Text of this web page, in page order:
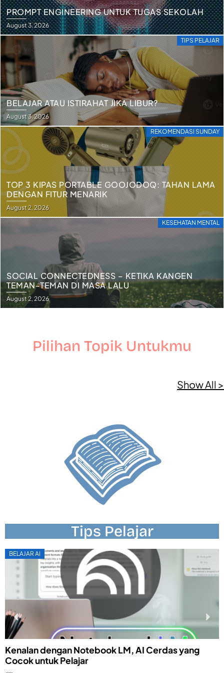
PROMPT ENGINEERING UNTUK TUGAS SEKOLAH
August 3, 2026
TIPS PELAJAR
BELAJAR ATAU ISTIRAHAT JIKA LIBUR?
August 3, 2026
REKOMENDASI SUNDAY
TOP 3 KIPAS PORTABLE GOOJODOQ: TAHAN LAMA
DENGAN FITUR MENARIK
August 2, 2026
KESEHATAN MENTAL
SOCIAL CONNECTEDNESS – KETIKA KANGEN
TEMAN-TEMAN DI MASA LALU
August 2, 2026
Pilihan Topik Untukmu
Show All >
Tips Pelajar
BELAJAR AI
Kenalan dengan Notebook LM, AI Cerdas yang
Cocok untuk Pelajar